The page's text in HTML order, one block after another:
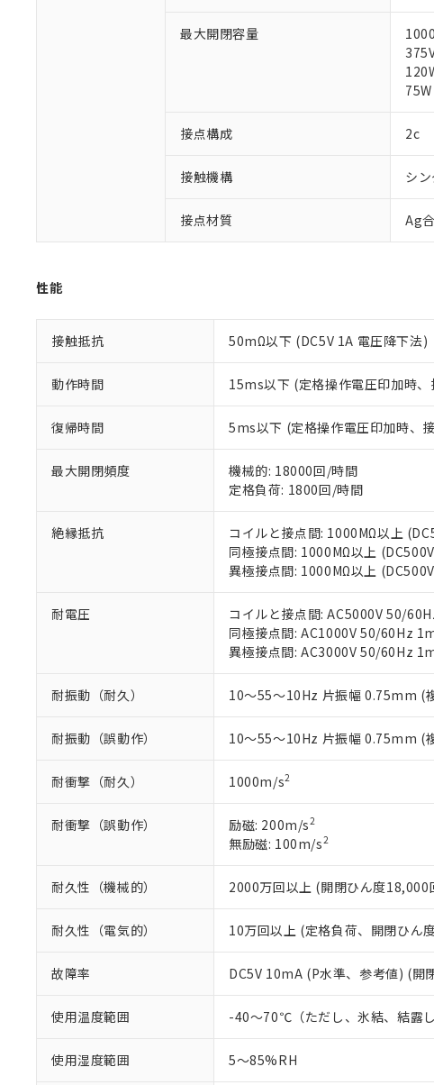
最大開閉容量
接点構成 2c
接触機構 シ
接点材質 Ag
性能
接触抵抗 50mΩ以下 (DC5V 1A 電圧降下法)
動作時間 15ms以下 (定格操作電圧印加時
復帰時間 5ms以下 (定格操作電圧印加時、
最大開閉頻度
機械的: 18000回/時間
定格負荷: 1800回/時間
絶縁抵抗
コイルと接点間: 1000MΩ以上
同極接点間: 1000MΩ以上
異極接点間: 1000MΩ以上
耐電圧
コイルと接点間: AC5000V 50/
同極接点間: AC1000V 50/60Hz
異極接点間: AC3000V 50/60Hz
耐振動（耐久） 10～55～10Hz 片振幅 0.75mm (
耐振動（誤動作） 10～55～10Hz 片振幅 0.75mm (
耐衝撃（耐久） 1000m/s2
耐衝撃（誤動作） 励磁: 200m/s2
無励磁: 100m/s2
耐久性（機械的） 2000万回以上 (開閉ひん度18,000
耐久性（電気的） 10万回以上 (定格負荷、開閉ひん
故障率 DC5V 10mA (P水準、参考値) (
使用温度範囲 -40～70℃（ただし、氷結、結露し
使用湿度範囲 5～85%RH
くものです。
当社制御機器事業
在庫状況および標
のであり、閲覧さ
い。
正式な納期状況お
当社販売員にご相
オムロン制御機器
在庫状況および標
す。
ている必要があり
お客様が当ウェブ
が、当社の製品・
さい。
※当社の共同利用
いる法人を指しま
対応済み：EU
対応予定：EU RoHS
対応予定なし：EU
調査・確認中：EU
非該当品：ライセンス
六価クロム(Cr(Ⅵ)) 1000ppm以
フタル酸ビス(2-エチルヘキ
ル（DBP） 1000ppm以下、
但し、RoHS指令で産業用監
フタル酸エステル類の４物質
※2 対応予定月
部品在庫の切り替え状
※3 非含有証明書ダ
下記の非含有証明書を
EU RoHS指令（10物質
51物質の非含有証明書
※本証明書は発行日時点
また、RoHS指令のフ
混在することから備考
既に当社にて対応品へ
り割愛しております。
「－」：未確認です。
*中国RoHS10物質の基準値
Pb(鉛) :1000ppm、 Hg(水銀)
Cr(Ⅵ)(六価クロム) : 1000ppm
DBP(フタル酸ジブチル) :
※2 環境保護使用期限
「ｅ」：有害物質（10
「10」：通常の使用状
味します。
「－」：未確認です。
う）を輸出または
などの必要な手続
ます。
当社は貴社製品を
置等に一切使用い
当社は、貴社製品
また当社は、販売
たしません。
記
号
説明
○ 一定数以上の
△ 一定数には満
－
在庫なし(最
機器販売店・
空
白
受注生産機種